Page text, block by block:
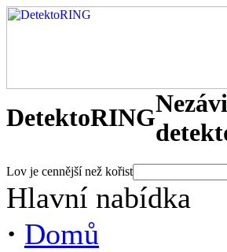
DetektoRING
Lov je cennější než kořist
Hlavní nabídka
· Domů